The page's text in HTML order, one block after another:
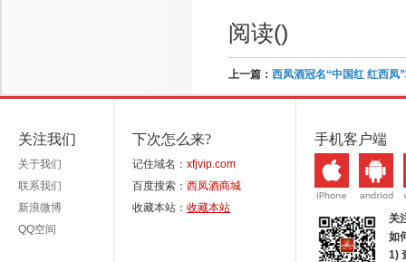
阅读()
上一篇： 西凤酒冠名“中国红 红西凤
关注我们
关于我们
联系我们
新浪微博
QQ空间
下次怎么来?
记住域名： xfjvip.com
百度搜索： 西凤酒商城
收藏本站： 收藏本站
手机客户端
关
如
1)